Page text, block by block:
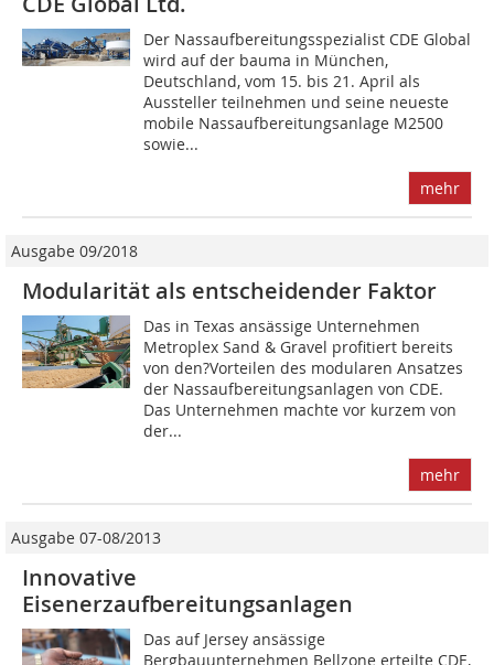
Der Nassaufbereitungsspezialist CDE Global
wird auf der bauma in München,
Deutschland, vom 15. bis 21. April als
Aussteller teilnehmen und seine neueste
mobile Nassaufbereitungsanlage M2500
sowie...
mehr
Ausgabe 09/2018
Modularität als entscheidender Faktor
Das in Texas ansässige Unternehmen
Metroplex Sand & Gravel profitiert bereits
von den?Vorteilen des modularen Ansatzes
der Nassaufbereitungsanlagen von CDE.
Das Unternehmen machte vor kurzem von
der...
mehr
Ausgabe 07-08/2013
Innovative
Eisenerzaufbereitungsanlagen
Das auf Jersey ansässige
Bergbauunternehmen Bellzone erteilte CDE,